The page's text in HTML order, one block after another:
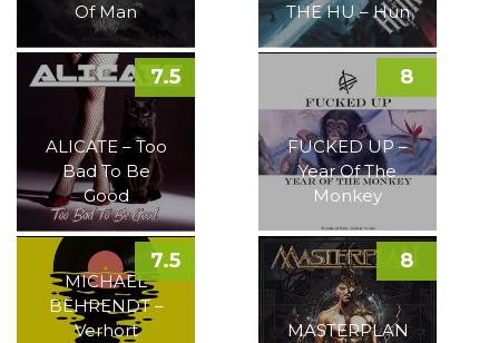
Of Man
THE HU – Hun
ALICATE – Too
Bad To Be
Good
7.5
FUCKED UP –
Year Of The
Monkey
8
MICHAEL
BEHRENDT –
Verhört
7.5
MASTERPLAN
8